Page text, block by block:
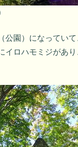
公園）になってい
イロハモミジがあ